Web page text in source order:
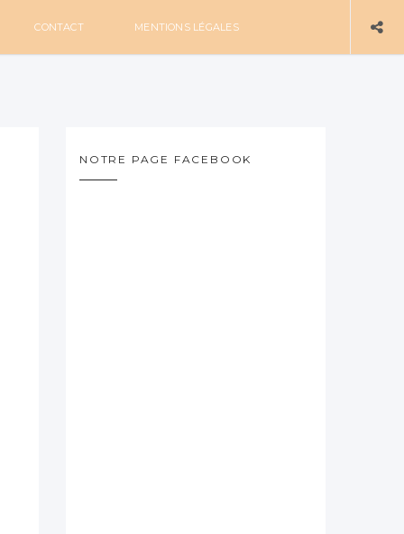
CONTACT MENTIONS LÉGALES
NOTRE PAGE FACEBOOK